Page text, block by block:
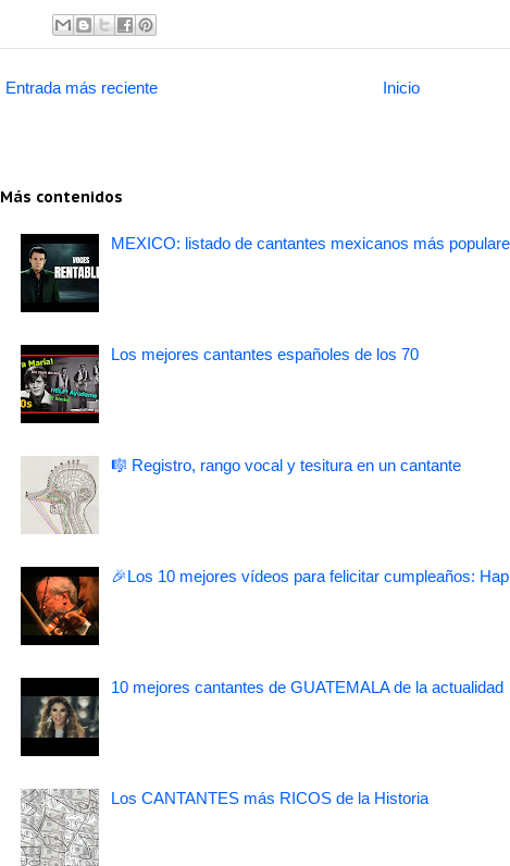
Entrada más reciente Inicio
Más contenidos
MEXICO: listado de cantantes mexicanos más
Los mejores cantantes españoles de los 70
🎼 Registro, rango vocal y tesitura en un cantante
🎉Los 10 mejores vídeos para felicitar cumpleaños:
10 mejores cantantes de GUATEMALA de la actualidad
Los CANTANTES más RICOS de la Historia